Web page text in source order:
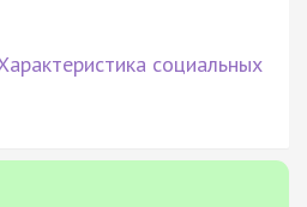
социальных